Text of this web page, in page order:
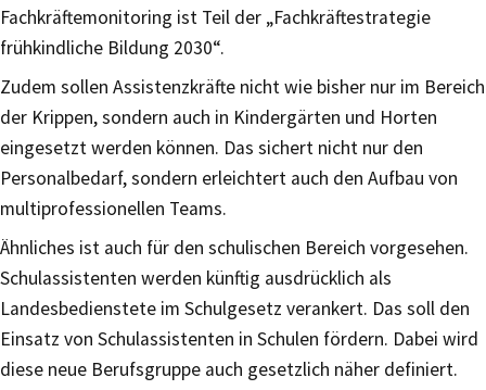
Fachkräftemonitoring ist Teil der „Fachkräftestrategie
frühkindliche Bildung 2030“.
Zudem sollen Assistenzkräfte nicht wie bisher nur im Bereich
der Krippen, sondern auch in Kindergärten und Horten
eingesetzt werden können. Das sichert nicht nur den
Personalbedarf, sondern erleichtert auch den Aufbau von
multiprofessionellen Teams.
Ähnliches ist auch für den schulischen Bereich vorgesehen.
Schulassistenten werden künftig ausdrücklich als
Landesbedienstete im Schulgesetz verankert. Das soll den
Einsatz von Schulassistenten in Schulen fördern. Dabei wird
diese neue Berufsgruppe auch gesetzlich näher definiert.